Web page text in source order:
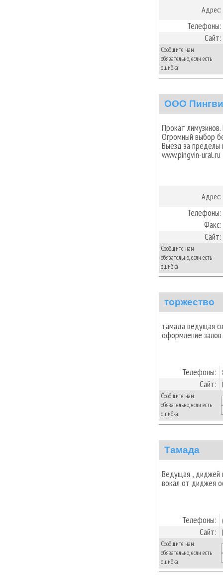
Адрес:
Телефоны:
Сайт:
Сообщите нам
обязательно, если есть
ошибка:
ООО
Прокат
Огромный выбор
Выезд за пределы
www.pingvin-ural.ru
Адрес:
Телефоны:
Факс:
Сайт:
Сообщите нам
обязательно, если есть
ошибка:
торжество
тамада ведущая
оформление
Телефоны:
Сайт:
Сообщите нам
обязательно, если есть
ошибка:
Тамада
Ведущая , диджей
вокал от диджея
Телефоны:
Сайт:
Сообщите нам
обязательно, если есть
ошибка: